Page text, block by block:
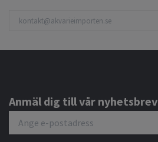
Anmäl dig till vår nyhetsbrev